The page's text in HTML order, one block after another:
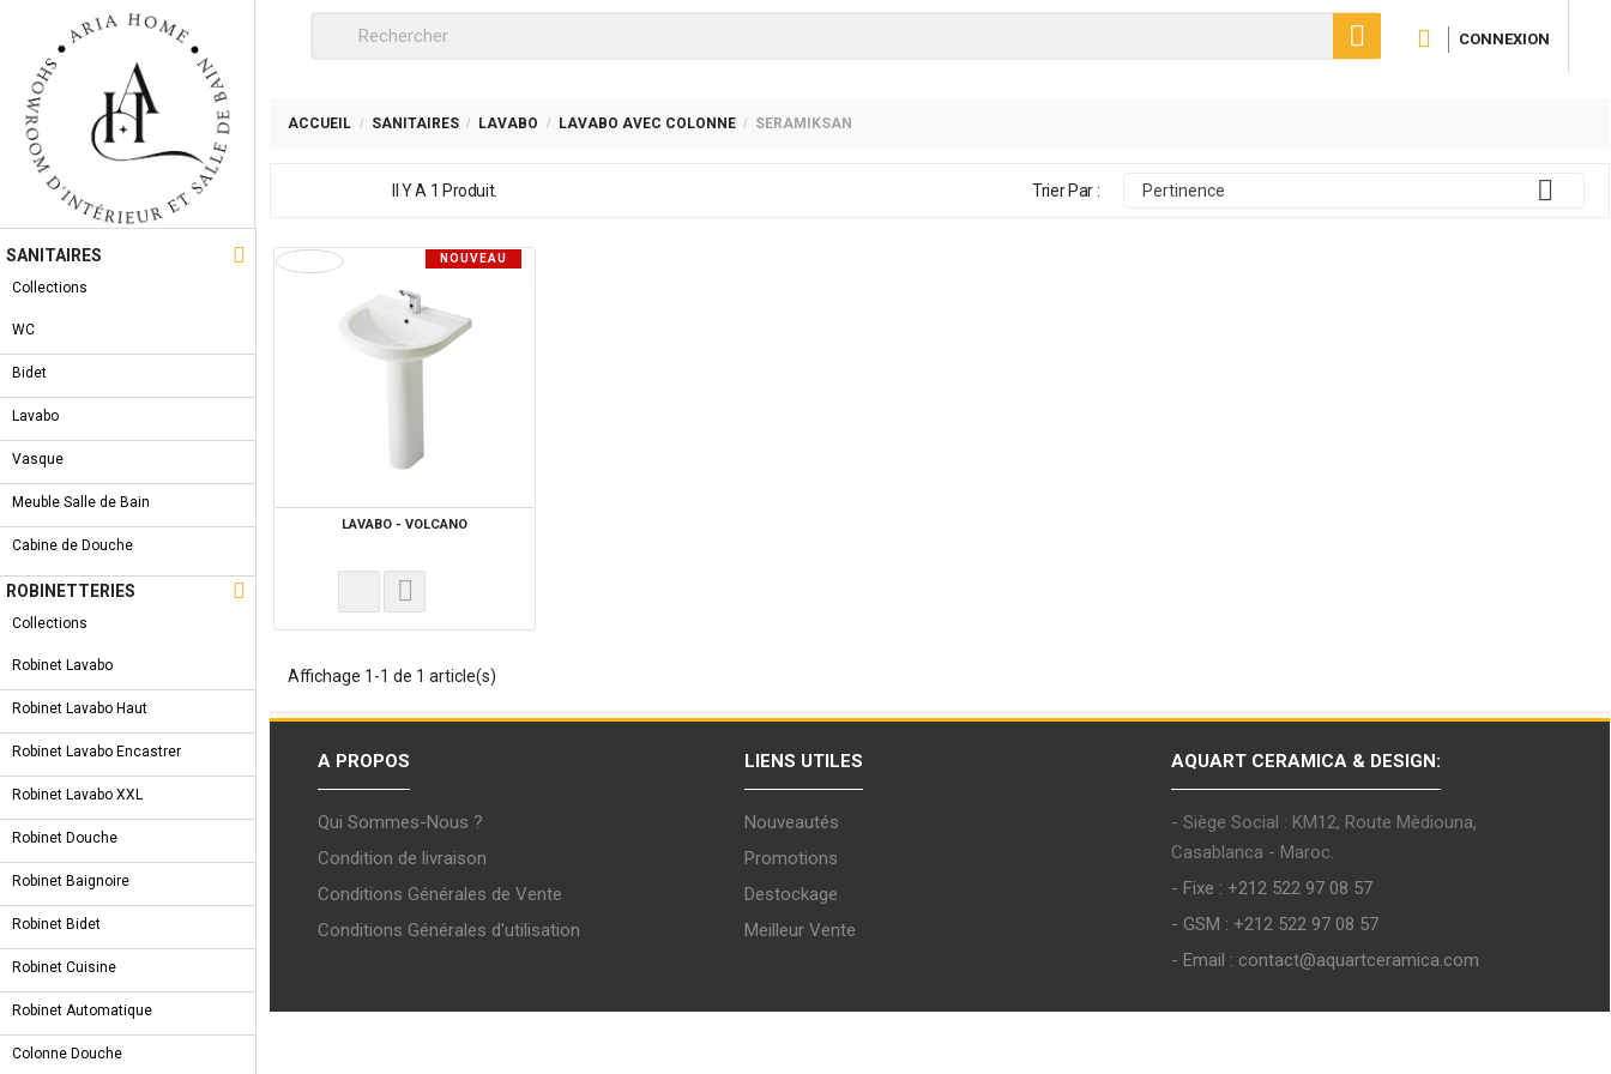
 CONNEXION
SANITAIRES 
Collections
WC
Bidet
Lavabo
Vasque
Meuble Salle de Bain
Cabine de Douche
ROBINETTERIES 
Collections
Robinet Lavabo
Robinet Lavabo Haut
Robinet Lavabo Encastrer
Robinet Lavabo XXL
Robinet Douche
Robinet Baignoire
Robinet Bidet
Robinet Cuisine
Robinet Automatique
Colonne Douche
ACCUEIL SANITAIRES LAVABO LAVABO AVEC COLONNE SERAMIKSAN
Il Y A 1 Produit. Trier Par : Pertinence 
NOUVEAU
LAVABO - VOLCANO
Affichage 1-1 de 1 article(s)
A PROPOS
Qui Sommes-Nous ?
Condition de livraison
Conditions Générales de Vente
Conditions Générales d'utilisation
LIENS UTILES
Nouveautés
Promotions
Destockage
Meilleur Vente
AQUART CERAMICA & DESIGN:
- Siège Social : KM12, Route Mèdiouna,
Casablanca - Maroc.
- Fixe : +212 522 97 08 57
- GSM : +212 522 97 08 57
- Email : contact@aquartceramica.com